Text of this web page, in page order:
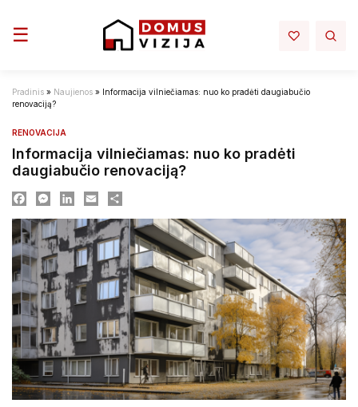
Toggle navigation
☰
Pradinis » Naujienos » Informacija vilniečiamas: nuo ko pradėti daugiabučio
renovaciją?
RENOVACIJA
Informacija vilniečiamas: nuo ko pradėti
daugiabučio renovaciją?
FacebookMessenger
LinkedIn
Email